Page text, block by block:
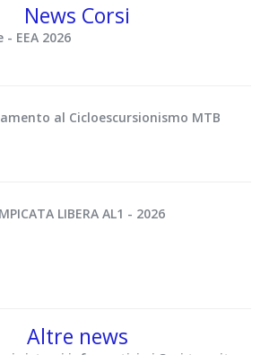
News Corsi
EEA 2026
al Cicloescursionismo MTB
LIBERA AL1 - 2026
Altre news